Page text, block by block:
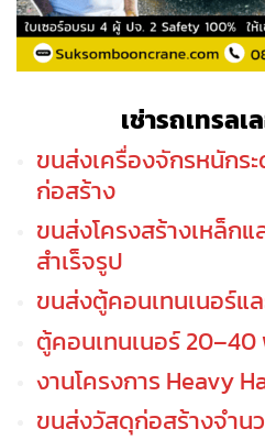
เช่ารถเทรลเ
ขนส่งเครื่องจักรหนักร
ก่อสร้าง
ขนส่งโครงสร้างเหล็ก
สำเร็จรูป
ขนส่งตู้คอนเทนเนอร์แ
ตู้คอนเทนเนอร์
งานโครงการ Heavy
ขนส่งวัสดุก่อสร้างจำน